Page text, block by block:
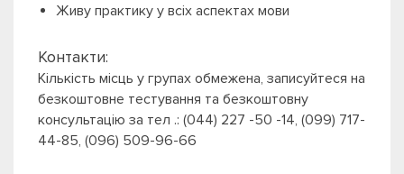
Живу практику у всіх аспектах мови
Контакти:
Кількість місць у групах обмежена, записуйтеся на
безкоштовне тестування та безкоштовну
консультацію за тел .: (044) 227 -50 -14, (099) 717-
44-85, (096) 509-96-66